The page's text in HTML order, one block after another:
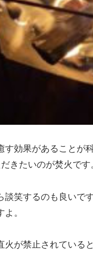
効果があることが
きたいのが焚火です
談笑するのも良いで
。
火が禁止されている